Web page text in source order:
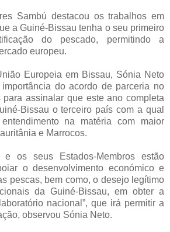
Sambú destacou os trabalhos em
a Guiné-Bissau tenha o seu primeiro
do pescado, permitindo a
europeu.
Europeia em Bissau, Sónia Neto
do acordo de parceria no
assinalar que este ano completa
Bissau o terceiro país com a qual
na matéria com maior
e Marrocos.
e os seus Estados-Membros estão
o desenvolvimento económico e
pescas, bem como, o desejo legítimo
da Guiné-Bissau, em obter a
nacional”, que irá permitir a
observou Sónia Neto.